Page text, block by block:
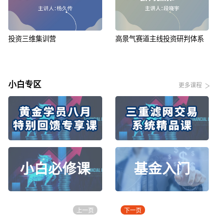
投资三维集训营 高景气赛道主线投资研判体系
小白专区 更多课程
. ..
小白必修课 基金入门
上一页 下一页